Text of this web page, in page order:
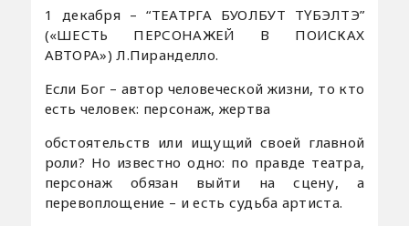
1 декабря – “ТЕАТРГА БУОЛБУТ ТҮБЭЛТЭ”
(«ШЕСТЬ ПЕРСОНАЖЕЙ В ПОИСКАХ
АВТОРА») Л.Пиранделло.
Если Бог – автор человеческой жизни, то кто
есть человек: персонаж, жертва
обстоятельств или ищущий своей главной
роли? Но известно одно: по правде театра,
персонаж обязан выйти на сцену, а
перевоплощение – и есть судьба артиста.